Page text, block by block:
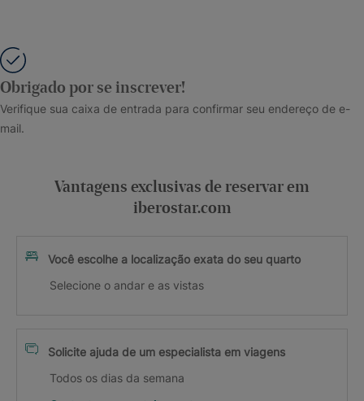
Obrigado por se inscrever!
Verifique sua caixa de entrada para confirmar seu endereço de e-
mail.
Vantagens exclusivas de reservar em
iberostar.com
Você escolhe a localização exata do seu quarto
Selecione o andar e as vistas
Solicite ajuda de um especialista em viagens
Todos os dias da semana